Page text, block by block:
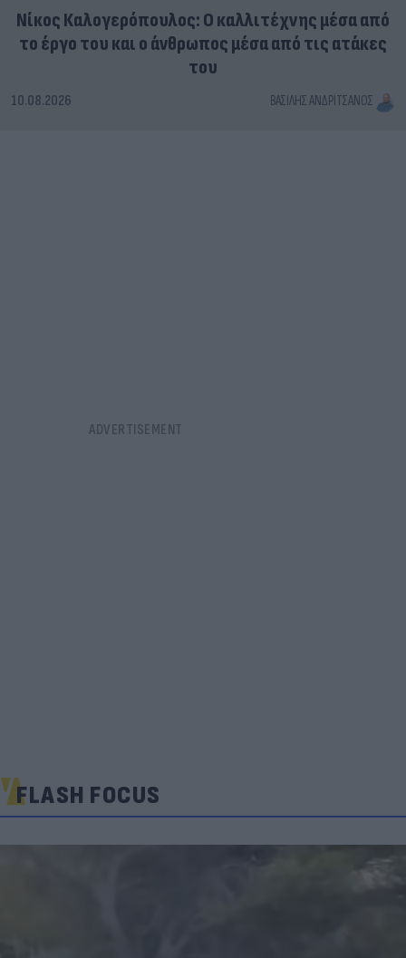
Νίκος Καλογερόπουλος: Ο καλλιτέχνης μέσα από
το έργο του και ο άνθρωπος μέσα από τις ατάκες
του
10.08.2026 ΒΑΣΊΛΗΣ ΑΝΔΡΙΤΣΆΝΟΣ
FLASH FOCUS